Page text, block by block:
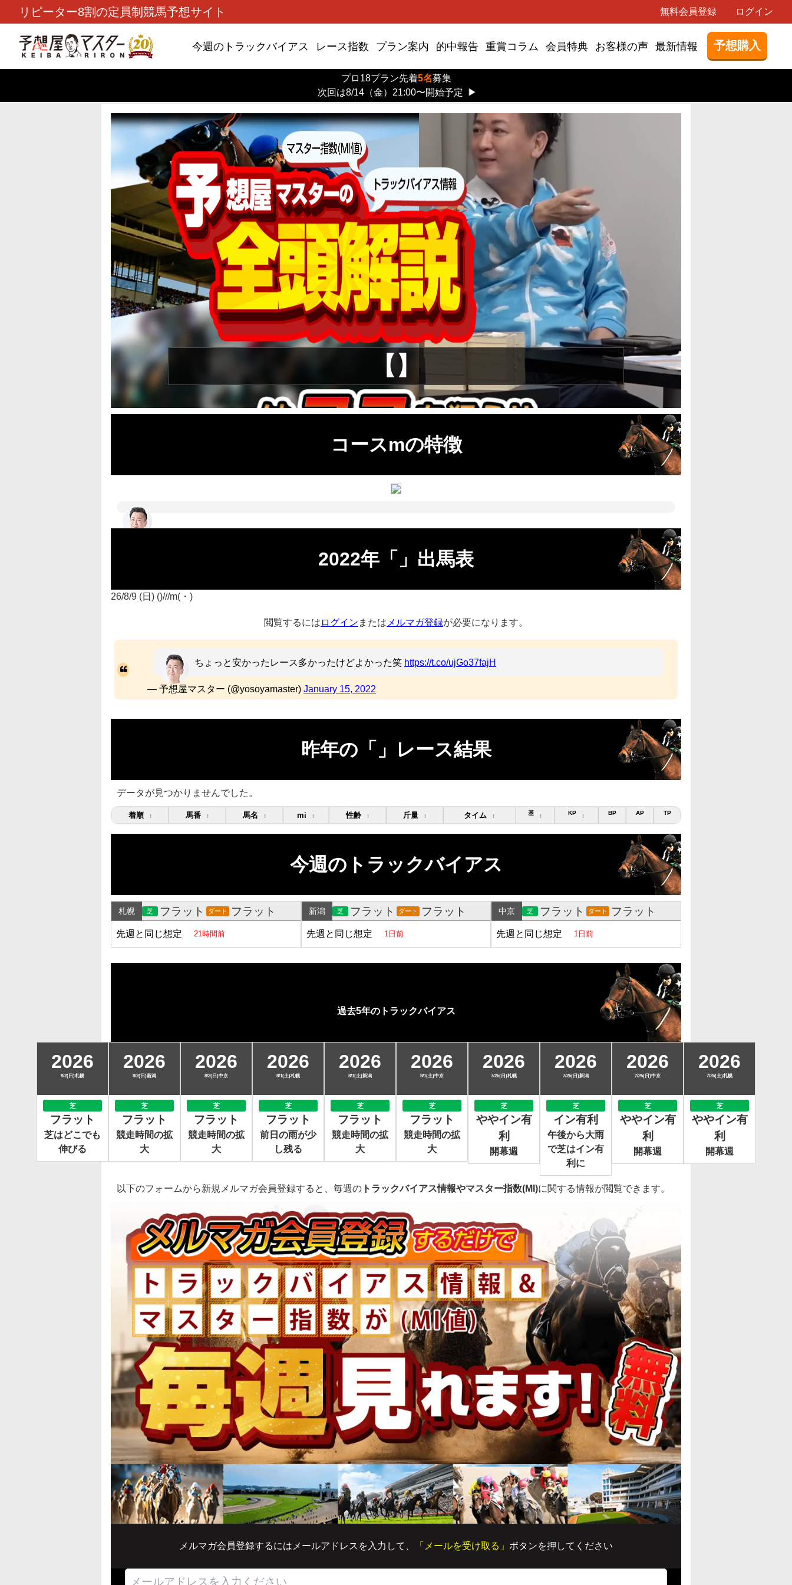
リピーター8割の定員制競馬予想サイト 無料会員登録 ログイン
今週のトラックバイアス レース指数 プラン案内 的中報告 重賞コラム 会員特典 お客様の声 最新情報 予想購入
プロ18プラン先着5名募集
次回は8/14（金）21:00〜開始予定
▶
【】
コースmの特徴
2022年「」出馬表
26/8/9 (日) ()///m(・)
閲覧するには ログイン または メルマガ登録が必要になります。
ちょっと安かったレース多かったけどよかった笑 https://t.co/ujGo37fajH
— 予想屋マスター (@yosoyamaster) January 15, 2022
昨年の「」レース結果
データが見つかりませんでした。
着順 ↕ 馬番 ↕ 馬名 ↕ mi ↕ 性齢 ↕ 斤量 ↕ タイム ↕ 基 ↕ KP ↕ BP AP TP
今週のトラックバイアス
札幌 芝 フラット ダート フラット
先週と同じ想定 21時間前
新潟 芝 フラット ダート フラット
先週と同じ想定 1日前
中京 芝 フラット ダート フラット
先週と同じ想定 1日前
過去5年のトラックバイアス
2026
8/2(日)札幌
芝
フラット
芝はどこでも
伸びる
2026
8/2(日)新潟
芝
フラット
競走時間の拡
大
2026
8/2(日)中京
芝
フラット
競走時間の拡
大
2026
8/1(土)札幌
芝
フラット
前日の雨が少
し残る
2026
8/1(土)新潟
芝
フラット
競走時間の拡
大
2026
8/1(土)中京
芝
フラット
競走時間の拡
大
2026
7/26(日)札幌
芝
ややイン有
利
開幕週
2026
7/26(日)新潟
芝
イン有利
午後から大雨
で芝はイン有
利に
2026
7/26(日)中京
芝
ややイン有
利
開幕週
2026
7/25(土)札幌
芝
ややイン有
利
開幕週
以下のフォームから新規メルマガ会員登録すると、毎週の トラックバイアス情報やマスター指数(MI)に関する情報が閲覧できます。
メルマガ会員登録するにはメールアドレスを入力して、 「メールを受け取る」 ボタンを押してください